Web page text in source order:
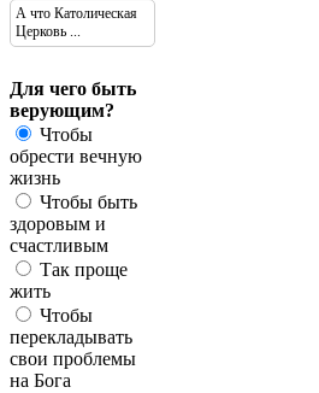
А что Католическая
Церковь ...
Для чего быть
верующим?
Чтобы
обрести вечную
жизнь
Чтобы быть
здоровым и
счастливым
Так проще
жить
Чтобы
перекладывать
свои проблемы
на Бога